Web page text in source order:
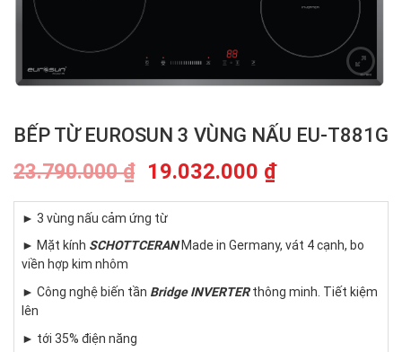
BẾP TỪ EUROSUN 3 VÙNG NẤU EU-T881G
23.790.000₫ 19.032.000 ₫
► 3 vùng nấu cảm ứng từ
► Mặt kính SCHOTTCERANMade in Germany, vát 4 cạnh, bo
viền hợp kim nhôm
► Công nghệ biến tần Bridge INVERTERthông minh. Tiết kiệm
lên
► tới 35% điện năng